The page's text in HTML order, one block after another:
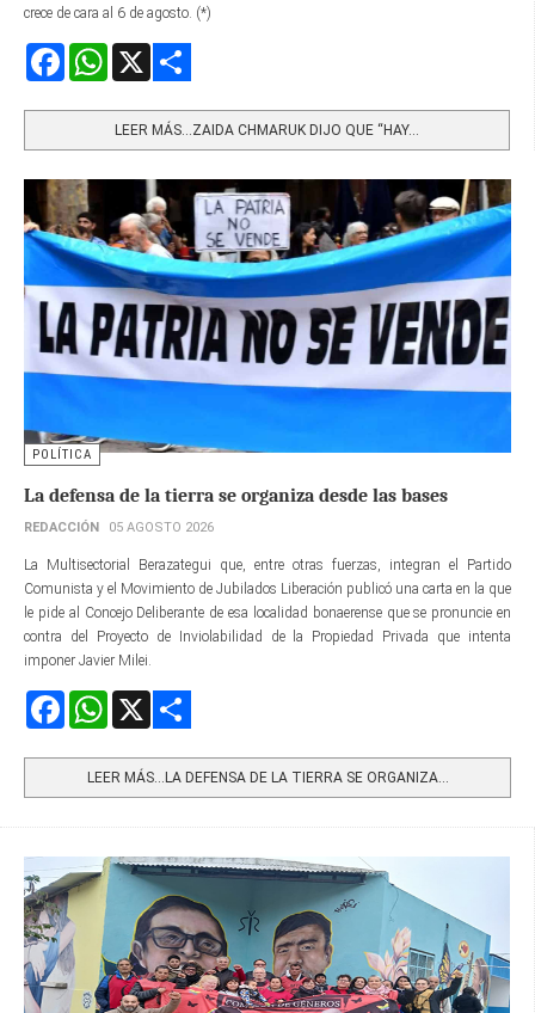
crece de cara al 6 de agosto. (*)
FacebookWhatsApp
LEER MÁS…ZAIDA CHMARUK DIJO QUE “HAY...
POLÍTICA
La defensa de la tierra se organiza desde las bases
REDACCIÓN 05 AGOSTO 2026
La Multisectorial Berazategui que, entre otras fuerzas, integran el Partido
Comunista y el Movimiento de Jubilados Liberación publicó una carta en la que
le pide al Concejo Deliberante de esa localidad bonaerense que se pronuncie en
contra del Proyecto de Inviolabilidad de la Propiedad Privada que intenta
imponer Javier Milei.
FacebookWhatsApp
LEER MÁS…LA DEFENSA DE LA TIERRA SE ORGANIZA...